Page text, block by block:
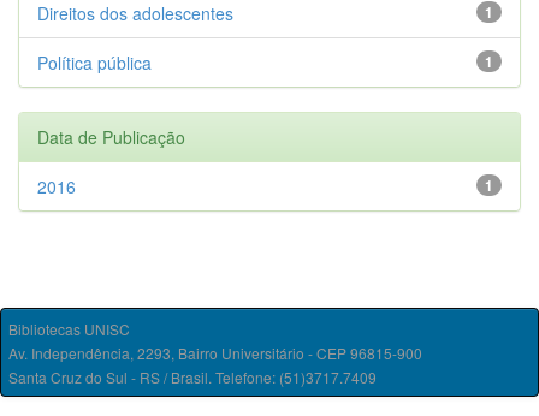
1
Direitos dos adolescentes
1
Política pública
Data de Publicação
1
2016
Bibliotecas UNISC
Av. Independência, 2293, Bairro Universitário - CEP 96815-900
Santa Cruz do Sul - RS / Brasil. Telefone: (51)3717.7409